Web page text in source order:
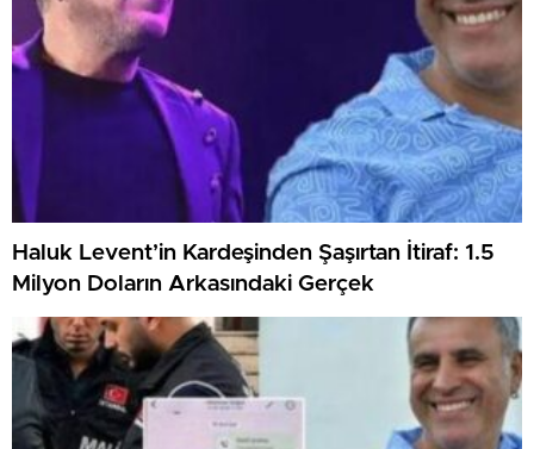
Haluk Levent’in Kardeşinden Şaşırtan İtiraf: 1.5
Milyon Doların Arkasındaki Gerçek